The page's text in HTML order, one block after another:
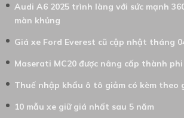
Audi A6 2025 trình làng với sức mạnh
màn khủng
Giá xe Ford Everest cũ cập nhật tháng
Maserati MC20 được nâng cấp thành
Thuế nhập khẩu ô tô giảm có kèm theo
10 mẫu xe giữ giá nhất sau 5 năm